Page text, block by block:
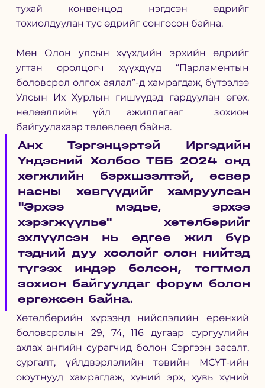
тухай конвенцод нэгдсэн өдрийг
тохиолдуулан тус өдрийг сонгосон байна.
Мөн Олон улсын хүүхдийн эрхийн өдрийг
угтан оролцогч хүүхдүүд “Парламентын
боловсрол олгох аялал”-д хамрагдаж, бүтээлээ
Улсын Их Хурлын гишүүдэд гардуулан өгөх,
нөлөөллийн үйл ажиллагааг  зохион
байгуулахаар төлөвлөөд байна.
Анх Тэргэнцэртэй Иргэдийн
Үндэсний Холбоо ТББ 2024 онд
хөгжлийн бэрхшээлтэй, өсвөр
насны хөвгүүдийг хамруулсан
"Эрхээ мэдье, эрхээ
хэрэгжүүлье" хөтөлбөрийг
эхлүүлсэн нь өдгөө жил бүр
тэдний дуу хоолойг олон нийтэд
түгээх индэр болсон, тогтмол
зохион байгуулдаг форум болон
өргөжсөн байна.
Хөтөлбөрийн хүрээнд нийслэлийн ерөнхий
боловсролын 29, 74, 116 дугаар сургуулийн
ахлах ангийн сурагчид болон Сэргээн засалт,
сургалт, үйлдвэрлэлийн төвийн МСҮТ-ийн
оюутнууд хамрагдаж, хүний эрх, хувь хүний